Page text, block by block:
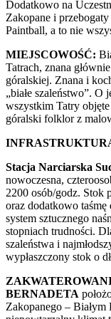
Dodatkowo na
Zakopane i
Paintball, a to nie
MIEJSCOWOŚĆ:
Tatrach, znana
góralskiej. Znana i
„białe szaleństwo”.
wszystkim Tatry
góralski folklor z
Stacja Narciarska
nowoczesna,
2200 osób/godz. Stok
oraz dodatkowo
system sztucznego
stopniach trudności.
szaleństwa i
wypłaszczony stok o
BERNADETA
Zakopanego –